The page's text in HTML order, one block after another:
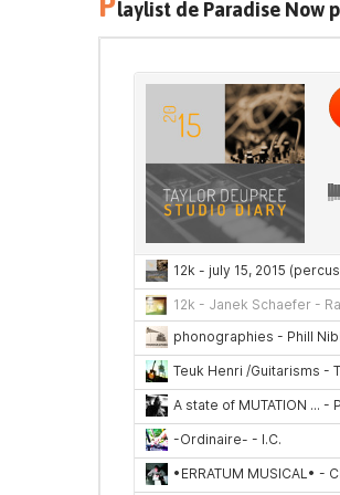
laylist de Paradise Now